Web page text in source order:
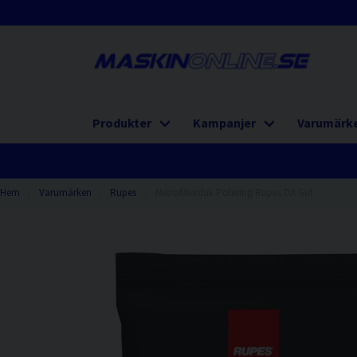
Produkter Kampanjer
Hem Varumärken Rupes